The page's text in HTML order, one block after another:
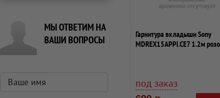
МЫ ОТВЕТИМ НА
ВАШИ ВОПРОСЫ
Гарнитура вкладыши Sony
MDREX15APPI.CE7 1.2м
под заказ